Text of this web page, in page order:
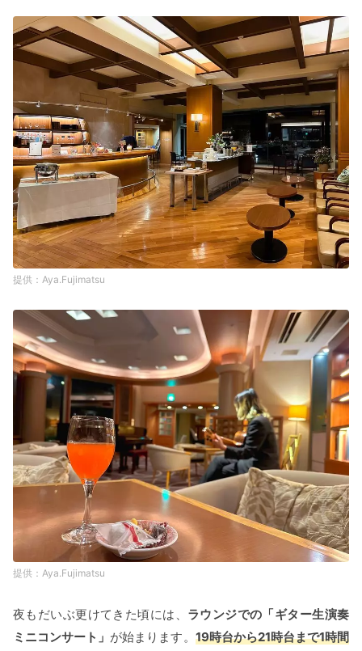
Aya.Fujimatsu
Aya.Fujimatsu
夜もだいぶ更けてきた頃には、 ラウンジでの「ギター生演奏
ミニコンサート」 が始まります。 19時台から21時台まで1時間